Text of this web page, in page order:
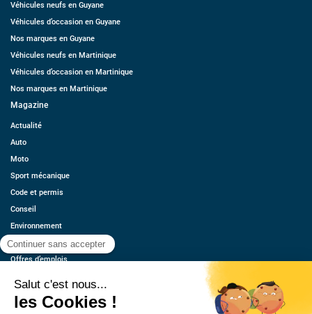
Véhicules neufs en Guyane
Véhicules d’occasion en Guyane
Nos marques en Guyane
Véhicules neufs en Martinique
Véhicules d’occasion en Martinique
Nos marques en Martinique
Magazine
Actualité
Auto
Moto
Sport mécanique
Code et permis
Conseil
Environnement
Économie
Offres d’emplois
Contact